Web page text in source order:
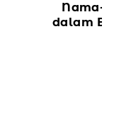
Nama-
dalam